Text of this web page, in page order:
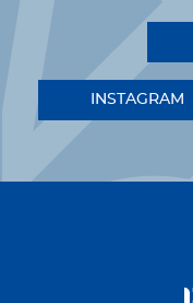
INSTAGRAM